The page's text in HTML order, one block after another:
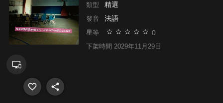
類型 精選
發音 法語
星等 0
下架時間 2029年11月29日